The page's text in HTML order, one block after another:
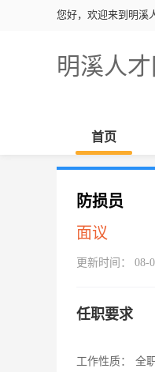
您好，欢迎来到明溪
明溪人才
首页
防损员
面议
更新时间： 08-
任职要求
工作性质：
全